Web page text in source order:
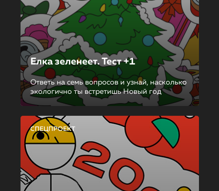
Елка зеленеет. Тест +1
Ответь на семь вопросов и узнай, насколько
экологично ты встретишь Новый год
СПЕЦПРОЕКТ